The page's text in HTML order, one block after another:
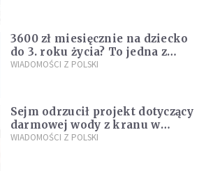
3600 zł miesięcznie na dziecko
do 3. roku życia? To jedna z
propozycji programu "Rozwój
WIADOMOŚCI Z POLSKI
Sejm odrzucił projekt dotyczący
darmowej wody z kranu w
restauracjach
WIADOMOŚCI Z POLSKI